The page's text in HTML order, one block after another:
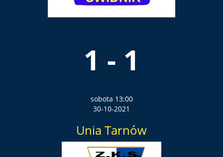
1 - 1
sobota 13:00
30-10-2021
Unia Tarnów